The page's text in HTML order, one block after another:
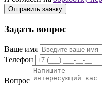
Отправить заявку
Задать вопрос
Ваше имя
Телефон
Вопрос